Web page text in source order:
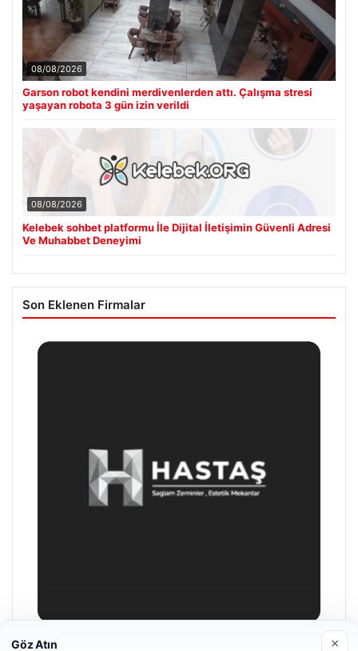
08/08/2026
Garson robot kendini merdivenlerden attı. Çalışma stresi
yaşayan robota 3 gün izin verildi
08/08/2026
Kelebek sohbet platformu İle Dijital İletişimin Güvenli Adresi
Ve Muhabbet Deneyimi
Son Eklenen Firmalar
Göz Atın ×